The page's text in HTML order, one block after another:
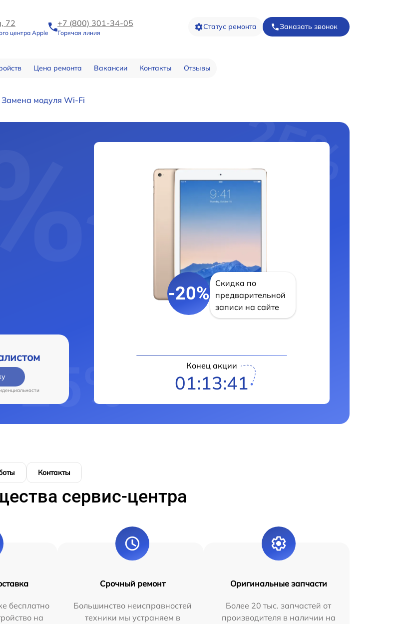
72
центра Apple
+7 (800) 301-34-05
Горячая линия
Статус ремонта Заказать звонок
Цена ремонта Вакансии Контакты Отзывы
Замена модуля Wi-Fi
-20%
Скидка по
предварительной
записи на сайте
Конец акции
01:13:40
Контакты
сервис-центра
бесплатно
на
Срочный ремонт
Большинство неисправностей
техники мы устраняем в
Оригинальные запчасти
Более 20 тыс. запчастей от
производителя в наличии на